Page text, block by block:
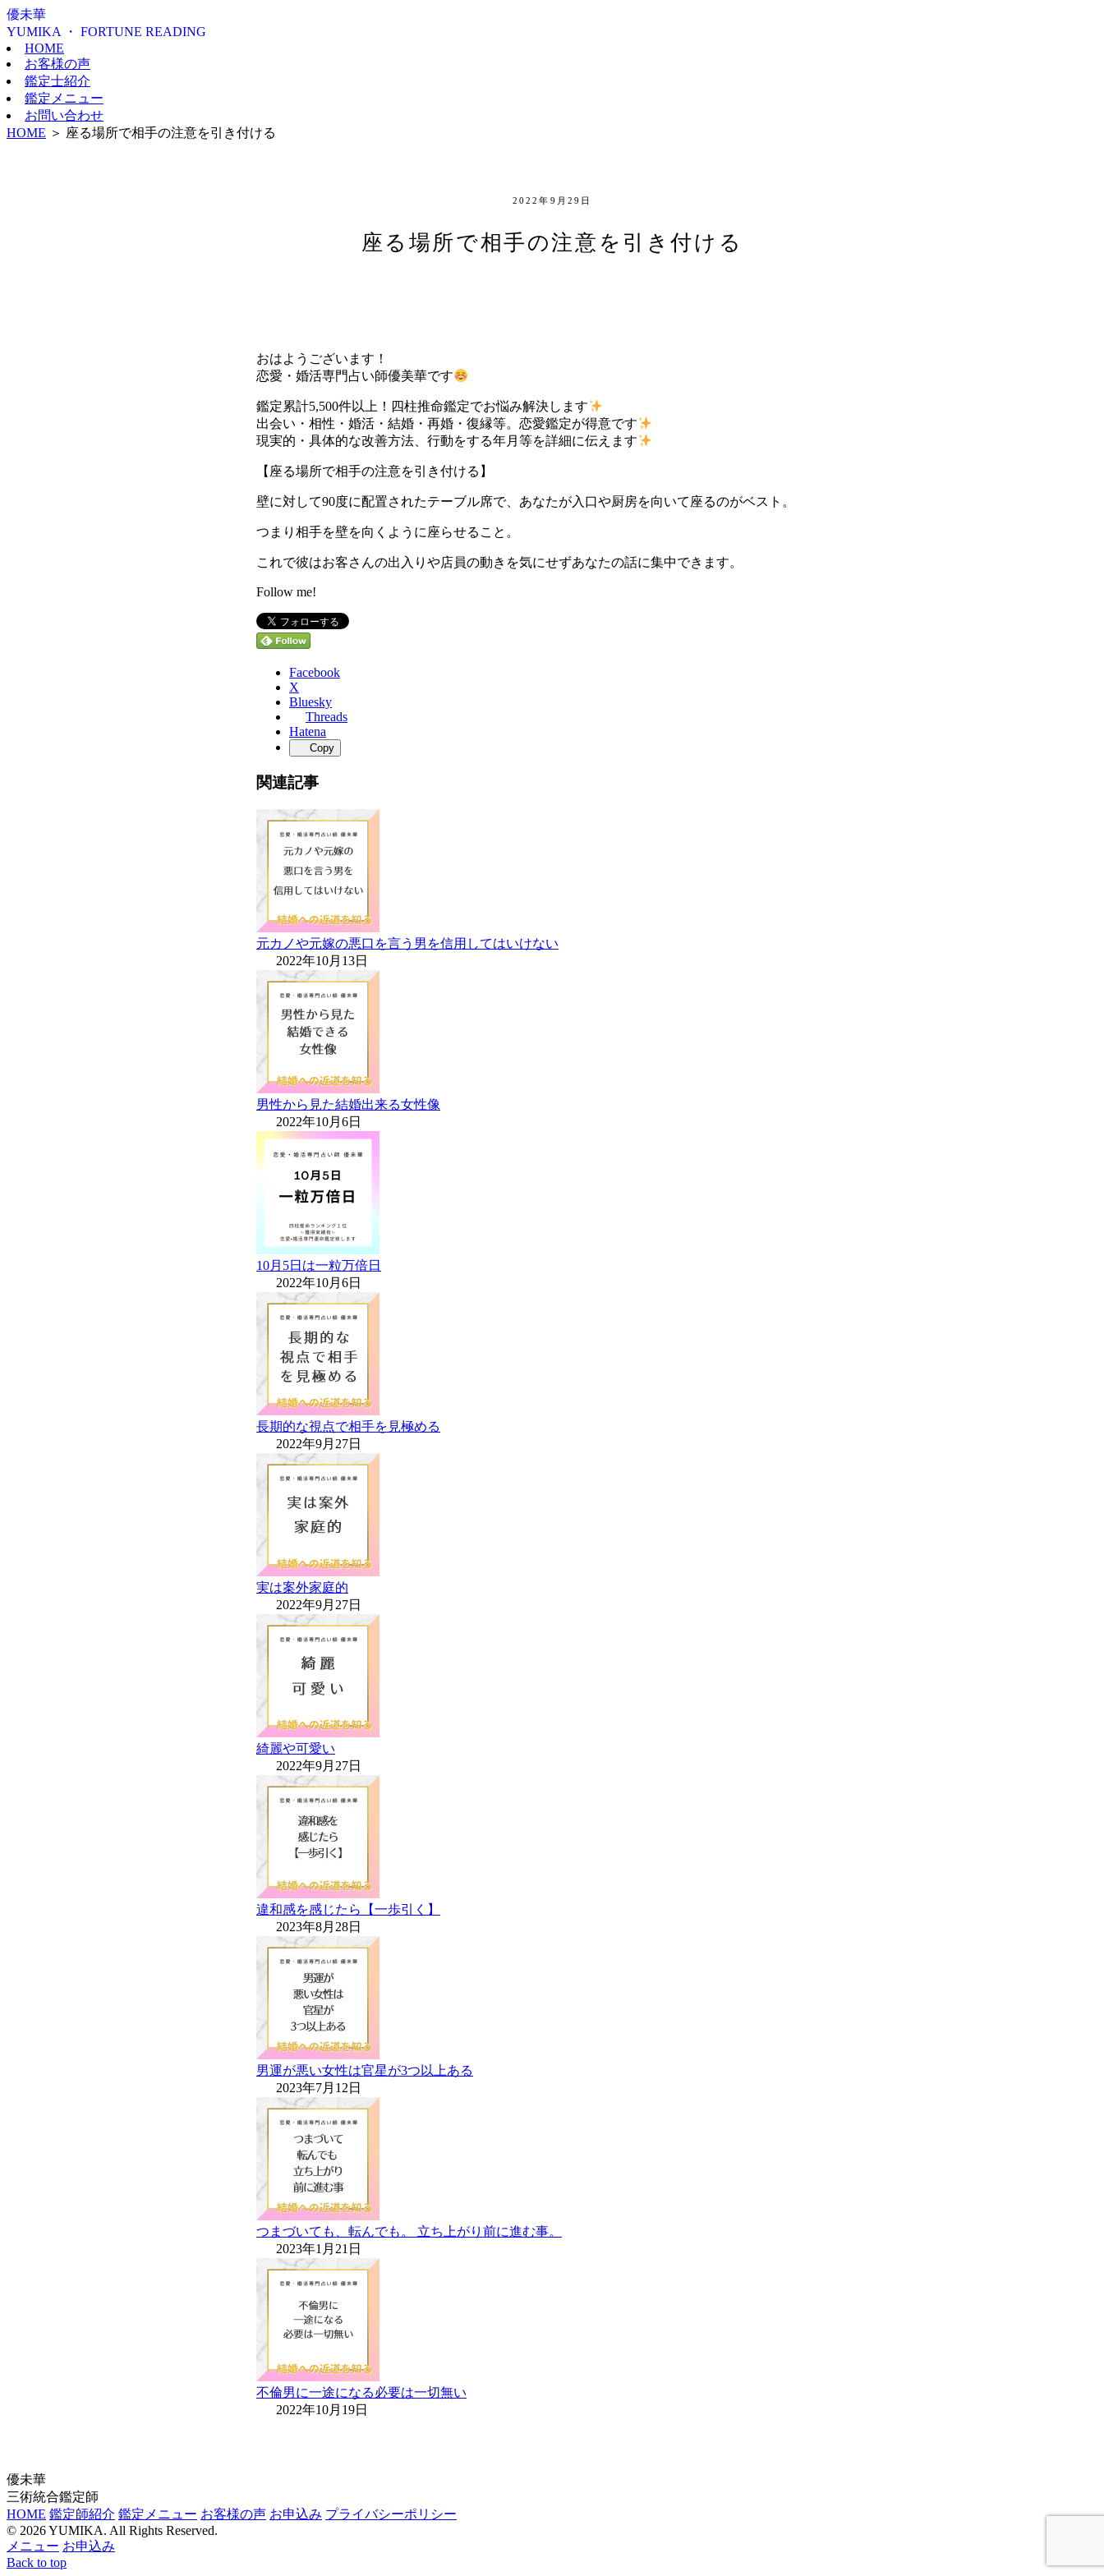
優未華
YUMIKA ・ FORTUNE READING
HOME
お客様の声
鑑定士紹介
鑑定メニュー
お問い合わせ
HOME ＞ 座る場所で相手の注意を引き付ける
2022年9月29日
座る場所で相手の注意を引き付ける
おはようございます！
恋愛・婚活専門占い師優美華です
鑑定累計5,500件以上！四柱推命鑑定でお悩み解決します
出会い・相性・婚活・結婚・再婚・復縁等。恋愛鑑定が得意です
現実的・具体的な改善方法、行動をする年月等を詳細に伝えます
【座る場所で相手の注意を引き付ける】
壁に対して90度に配置されたテーブル席で、あなたが入口や厨房を向いて座るのがベスト。
つまり相手を壁を向くように座らせること。
これで彼はお客さんの出入りや店員の動きを気にせずあなたの話に集中できます。
Follow me!
Facebook
X
Bluesky
Threads
Hatena
Copy
関連記事
元カノや元嫁の悪口を言う男を信用してはいけない
2022年10月13日
男性から見た結婚出来る女性像
2022年10月6日
10月5日は一粒万倍日
2022年10月6日
長期的な視点で相手を見極める
2022年9月27日
実は案外家庭的
2022年9月27日
綺麗や可愛い
2022年9月27日
違和感を感じたら【一歩引く】
2023年8月28日
男運が悪い女性は官星が3つ以上ある
2023年7月12日
つまづいても、転んでも。 立ち上がり前に進む事。
2023年1月21日
不倫男に一途になる必要は一切無い
2022年10月19日
優未華
三術統合鑑定師
HOME 鑑定師紹介 鑑定メニュー お客様の声 お申込み プライバシーポリシー
© 2026 YUMIKA. All Rights Reserved.
メニュー お申込み
Back to top